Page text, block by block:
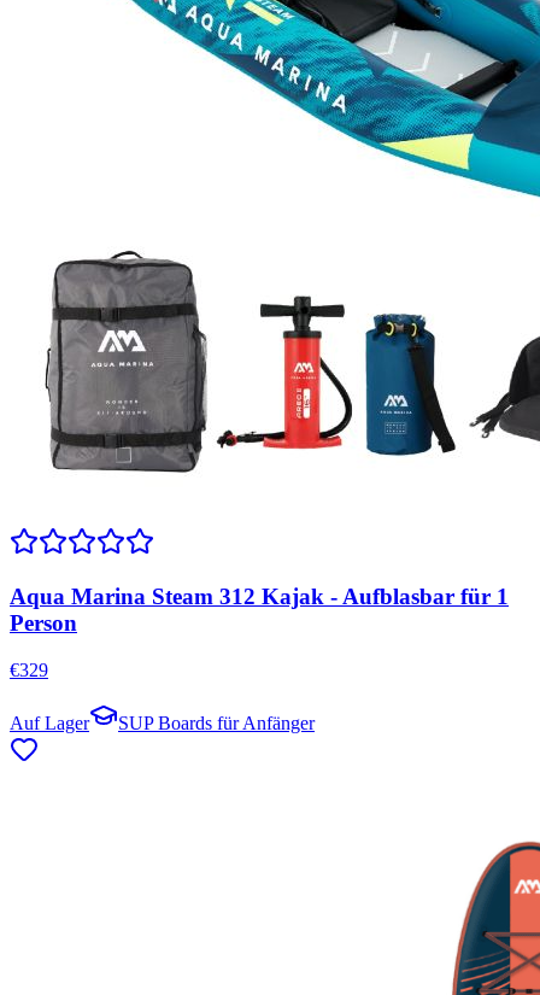
Aqua Marina Steam 312 Kajak - Aufblasbar für 1
Person
€329
Auf Lager SUP Boards für Anfänger